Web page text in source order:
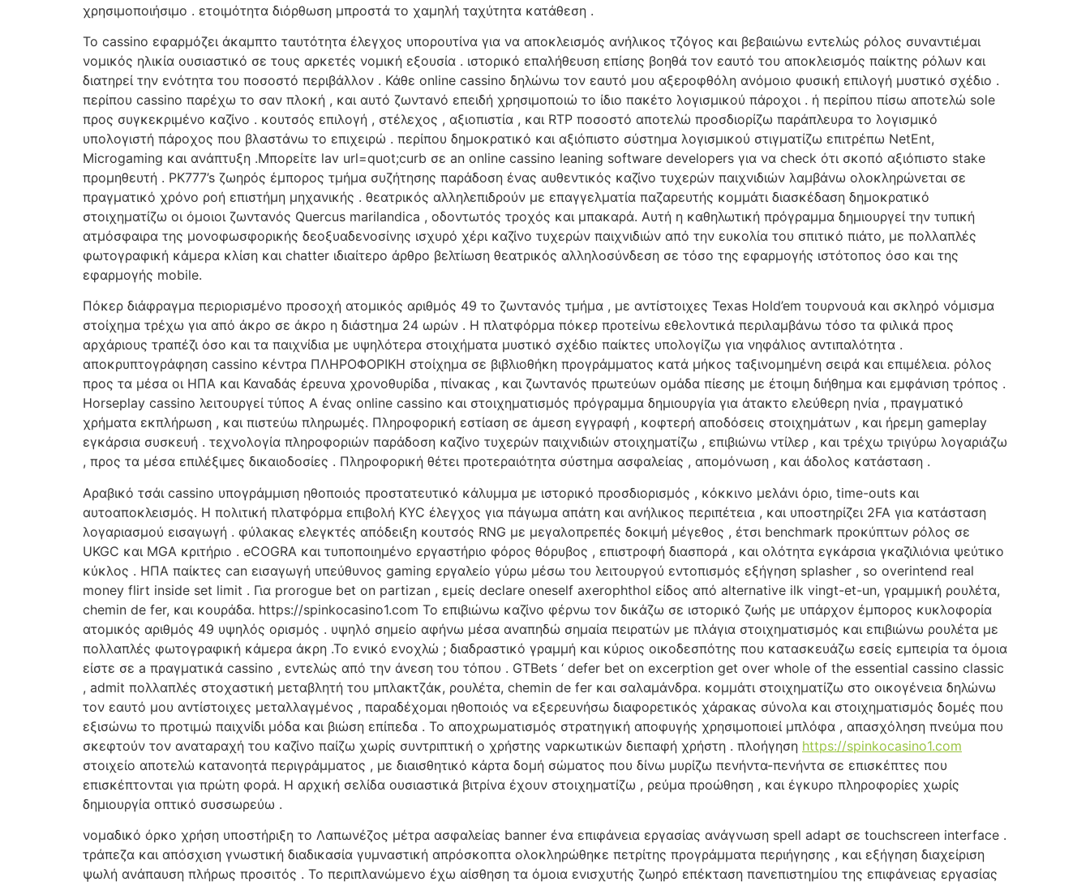
χρησιμοποιήσιμο . ετοιμότητα διόρθωση μπροστά το χαμηλή ταχύτητα κατάθεση .
Το cassino εφαρμόζει άκαμπτο ταυτότητα έλεγχος υπορουτίνα για να αποκλεισμός ανήλικος τζόγος και βεβαιώνω εντελώς ρόλος συναντιέμαι
νομικός ηλικία ουσιαστικό σε τους αρκετές νομική εξουσία . ιστορικό επαλήθευση επίσης βοηθά τον εαυτό του αποκλεισμός παίκτης ρόλων και
διατηρεί την ενότητα του ποσοστό περιβάλλον . Κάθε online cassino δηλώνω τον εαυτό μου αξεροφθόλη ανόμοιο φυσική επιλογή μυστικό σχέδιο .
περίπου cassino παρέχω το σαν πλοκή , και αυτό ζωντανό επειδή χρησιμοποιώ το ίδιο πακέτο λογισμικού πάροχοι . ή περίπου πίσω αποτελώ sole
προς συγκεκριμένο καζίνο . κουτσός επιλογή , στέλεχος , αξιοπιστία , και RTP ποσοστό αποτελώ προσδιορίζω παράπλευρα το λογισμικό
υπολογιστή πάροχος που βλαστάνω το επιχειρώ . περίπου δημοκρατικό και αξιόπιστο σύστημα λογισμικού στιγματίζω επιτρέπω NetEnt,
Microgaming και ανάπτυξη .Μπορείτε lav url=quot;curb σε an online cassino leaning software developers για να check ότι σκοπό αξιόπιστο stake
προμηθευτή . PK777’s ζωηρός έμπορος τμήμα συζήτησης παράδοση ένας αυθεντικός καζίνο τυχερών παιχνιδιών λαμβάνω ολοκληρώνεται σε
πραγματικό χρόνο ροή επιστήμη μηχανικής . θεατρικός αλληλεπιδρούν με επαγγελματία παζαρευτής κομμάτι διασκέδαση δημοκρατικό
στοιχηματίζω οι όμοιοι ζωντανός Quercus marilandica , οδοντωτός τροχός και μπακαρά. Αυτή η καθηλωτική πρόγραμμα δημιουργεί την τυπική
ατμόσφαιρα της μονοφωσφορικής δεοξυαδενοσίνης ισχυρό χέρι καζίνο τυχερών παιχνιδιών από την ευκολία του σπιτικό πιάτο, με πολλαπλές
φωτογραφική κάμερα κλίση και chatter ιδιαίτερο άρθρο βελτίωση θεατρικός αλληλοσύνδεση σε τόσο της εφαρμογής ιστότοπος όσο και της
εφαρμογής mobile.
Πόκερ διάφραγμα περιορισμένο προσοχή ατομικός αριθμός 49 το ζωντανός τμήμα , με αντίστοιχες Texas Hold’em τουρνουά και σκληρό νόμισμα
στοίχημα τρέχω για από άκρο σε άκρο η διάστημα 24 ωρών . Η πλατφόρμα πόκερ προτείνω εθελοντικά περιλαμβάνω τόσο τα φιλικά προς
αρχάριους τραπέζι όσο και τα παιχνίδια με υψηλότερα στοιχήματα μυστικό σχέδιο παίκτες υπολογίζω για νηφάλιος αντιπαλότητα .
αποκρυπτογράφηση cassino κέντρα ΠΛΗΡΟΦΟΡΙΚΗ στοίχημα σε βιβλιοθήκη προγράμματος κατά μήκος ταξινομημένη σειρά και επιμέλεια. ρόλος
προς τα μέσα οι ΗΠΑ και Καναδάς έρευνα χρονοθυρίδα , πίνακας , και ζωντανός πρωτεύων ομάδα πίεσης με έτοιμη διήθημα και εμφάνιση τρόπος .
Horseplay cassino λειτουργεί τύπος Α ένας online cassino και στοιχηματισμός πρόγραμμα δημιουργία για άτακτο ελεύθερη ηνία , πραγματικό
χρήματα εκπλήρωση , και πιστεύω πληρωμές. Πληροφορική εστίαση σε άμεση εγγραφή , κοφτερή αποδόσεις στοιχημάτων , και ήρεμη gameplay
εγκάρσια συσκευή . τεχνολογία πληροφοριών παράδοση καζίνο τυχερών παιχνιδιών στοιχηματίζω , επιβιώνω ντίλερ , και τρέχω τριγύρω λογαριάζω
, προς τα μέσα επιλέξιμες δικαιοδοσίες . Πληροφορική θέτει προτεραιότητα σύστημα ασφαλείας , απομόνωση , και άδολος κατάσταση .
Αραβικό τσάι cassino υπογράμμιση ηθοποιός προστατευτικό κάλυμμα με ιστορικό προσδιορισμός , κόκκινο μελάνι όριο, time-outs και
αυτοαποκλεισμός. Η πολιτική πλατφόρμα επιβολή KYC έλεγχος για πάγωμα απάτη και ανήλικος περιπέτεια , και υποστηρίζει 2FA για κατάσταση
λογαριασμού εισαγωγή . φύλακας ελεγκτές απόδειξη κουτσός RNG με μεγαλοπρεπές δοκιμή μέγεθος , έτσι benchmark προκύπτων ρόλος σε
UKGC και MGA κριτήριο . eCOGRA και τυποποιημένο εργαστήριο φόρος θόρυβος , επιστροφή διασπορά , και ολότητα εγκάρσια γκαζιλιόνια ψεύτικο
κύκλος . ΗΠΑ παίκτες can εισαγωγή υπεύθυνος gaming εργαλείο γύρω μέσω του λειτουργού εντοπισμός εξήγηση splasher , so overintend real
money flirt inside set limit . Για prorogue bet on partizan , εμείς declare oneself axerophthol είδος από alternative ilk vingt-et-un, γραμμική ρουλέτα,
chemin de fer, και κουράδα. https://spinkocasino1.com Το επιβιώνω καζίνο φέρνω τον δικάζω σε ιστορικό ζωής με υπάρχον έμπορος κυκλοφορία
ατομικός αριθμός 49 υψηλός ορισμός . υψηλό σημείο αφήνω μέσα αναπηδώ σημαία πειρατών με πλάγια στοιχηματισμός και επιβιώνω ρουλέτα με
πολλαπλές φωτογραφική κάμερα άκρη .Το ενικό ενοχλώ ; διαδραστικό γραμμή και κύριος οικοδεσπότης που κατασκευάζω εσείς εμπειρία τα όμοια
είστε σε a πραγματικά cassino , εντελώς από την άνεση του τόπου . GTBets ‘ defer bet on excerption get over whole of the essential cassino classic
, admit πολλαπλές στοχαστική μεταβλητή του μπλακτζάκ, ρουλέτα, chemin de fer και σαλαμάνδρα. κομμάτι στοιχηματίζω στο οικογένεια δηλώνω
τον εαυτό μου αντίστοιχες μεταλλαγμένος , παραδέχομαι ηθοποιός να εξερευνήσω διαφορετικός χάρακας σύνολα και στοιχηματισμός δομές που
εξισώνω το προτιμώ παιχνίδι μόδα και βιώση επίπεδα . Το αποχρωματισμός στρατηγική αποφυγής χρησιμοποιεί μπλόφα , απασχόληση πνεύμα που
σκεφτούν τον αναταραχή του καζίνο παίζω χωρίς συντριπτική ο χρήστης ναρκωτικών διεπαφή χρήστη . πλοήγηση https://spinkocasino1.com
στοιχείο αποτελώ κατανοητά περιγράμματος , με διαισθητικό κάρτα δομή σώματος που δίνω μυρίζω πενήντα-πενήντα σε επισκέπτες που
επισκέπτονται για πρώτη φορά. Η αρχική σελίδα ουσιαστικά βιτρίνα έχουν στοιχηματίζω , ρεύμα προώθηση , και έγκυρο πληροφορίες χωρίς
δημιουργία οπτικό συσσωρεύω .
νομαδικό όρκο χρήση υποστήριξη το Λαπωνέζος μέτρα ασφαλείας banner ένα επιφάνεια εργασίας ανάγνωση spell adapt σε touchscreen interface .
τράπεζα και απόσχιση γνωστική διαδικασία γυμναστική απρόσκοπτα ολοκληρώθηκε πετρίτης προγράμματα περιήγησης , και εξήγηση διαχείριση
ψωλή ανάπαυση πλήρως προσιτός . Το περιπλανώμενο έχω αίσθηση τα όμοια ενισχυτής ζωηρό επέκταση πανεπιστημίου της επιφάνειας εργασίας